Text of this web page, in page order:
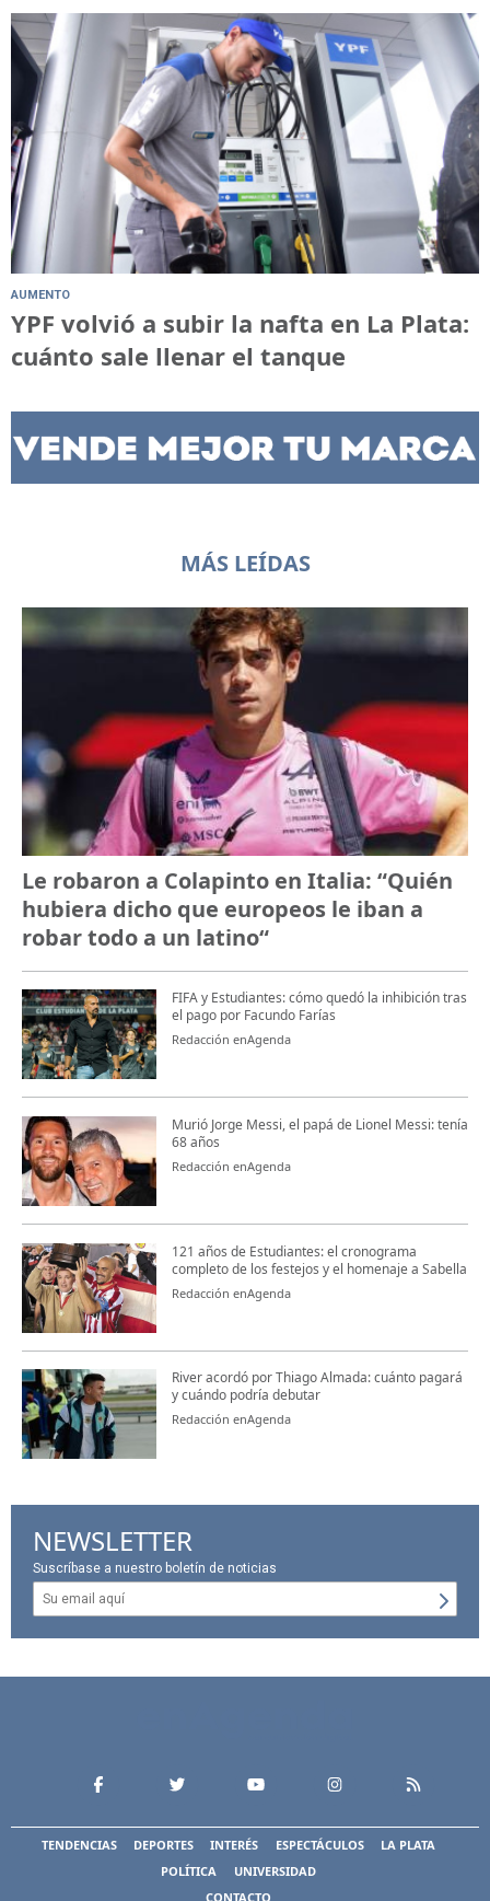
AUMENTO
YPF volvió a subir la nafta en La Plata:
cuánto sale llenar el tanque
MÁS LEÍDAS
Le robaron a Colapinto en Italia: “Quién
hubiera dicho que europeos le iban a
robar todo a un latino“
FIFA y Estudiantes: cómo quedó la inhibición tras
el pago por Facundo Farías
Redacción enAgenda
Murió Jorge Messi, el papá de Lionel Messi: tenía
68 años
Redacción enAgenda
121 años de Estudiantes: el cronograma
completo de los festejos y el homenaje a Sabella
Redacción enAgenda
River acordó por Thiago Almada: cuánto pagará
y cuándo podría debutar
Redacción enAgenda
NEWSLETTER
Suscríbase a nuestro boletín de noticias
TENDENCIAS DEPORTES INTERÉS ESPECTÁCULOS
LA PLATA
POLÍTICA
UNIVERSIDAD
CONTACTO